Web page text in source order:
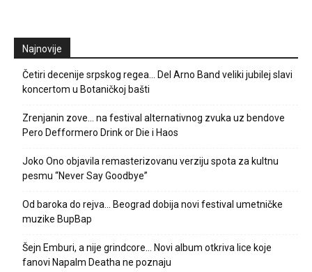
Najnovije
Četiri decenije srpskog regea… Del Arno Band veliki jubilej slavi
koncertom u Botaničkoj bašti
Zrenjanin zove… na festival alternativnog zvuka uz bendove
Pero Defformero Drink or Die i Haos
Joko Ono objavila remasterizovanu verziju spota za kultnu
pesmu “Never Say Goodbye”
Od baroka do rejva… Beograd dobija novi festival umetničke
muzike BupBap
Šejn Emburi, a nije grindcore… Novi album otkriva lice koje
fanovi Napalm Deatha ne poznaju